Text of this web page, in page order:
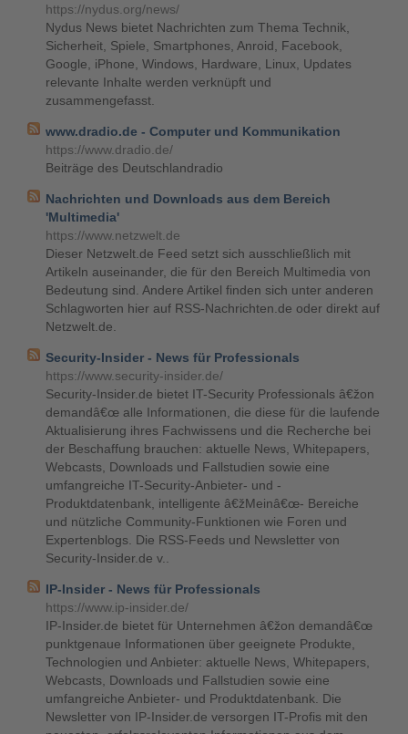
https://nydus.org/news/
Nydus News bietet Nachrichten zum Thema Technik,
Sicherheit, Spiele, Smartphones, Anroid, Facebook,
Google, iPhone, Windows, Hardware, Linux, Updates
relevante Inhalte werden verknüpft und
zusammengefasst.
www.dradio.de - Computer und Kommunikation
https://www.dradio.de/
Beiträge des Deutschlandradio
Nachrichten und Downloads aus dem Bereich
'Multimedia'
https://www.netzwelt.de
Dieser Netzwelt.de Feed setzt sich ausschließlich mit
Artikeln auseinander, die für den Bereich Multimedia von
Bedeutung sind. Andere Artikel finden sich unter anderen
Schlagworten hier auf RSS-Nachrichten.de oder direkt auf
Netzwelt.de.
Security-Insider - News für Professionals
https://www.security-insider.de/
Security-Insider.de bietet IT-Security Professionals â€žon
demandâ€œ alle Informationen, die diese für die laufende
Aktualisierung ihres Fachwissens und die Recherche bei
der Beschaffung brauchen: aktuelle News, Whitepapers,
Webcasts, Downloads und Fallstudien sowie eine
umfangreiche IT-Security-Anbieter- und -
Produktdatenbank, intelligente â€žMeinâ€œ- Bereiche
und nützliche Community-Funktionen wie Foren und
Expertenblogs. Die RSS-Feeds und Newsletter von
Security-Insider.de v..
IP-Insider - News für Professionals
https://www.ip-insider.de/
IP-Insider.de bietet für Unternehmen â€žon demandâ€œ
punktgenaue Informationen über geeignete Produkte,
Technologien und Anbieter: aktuelle News, Whitepapers,
Webcasts, Downloads und Fallstudien sowie eine
umfangreiche Anbieter- und Produktdatenbank. Die
Newsletter von IP-Insider.de versorgen IT-Profis mit den